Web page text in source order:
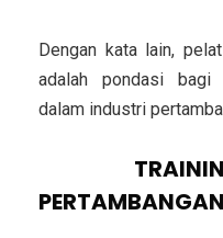
Dengan kata lain,
adalah pondasi bagi
dalam industri
PERTAMBANGAN